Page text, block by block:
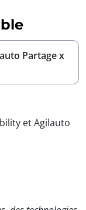
Partage x
et Agilauto